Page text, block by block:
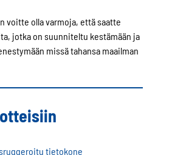
voitte olla varmoja, että saatte
jotka on suunniteltu kestämään ja
missä tahansa maailman